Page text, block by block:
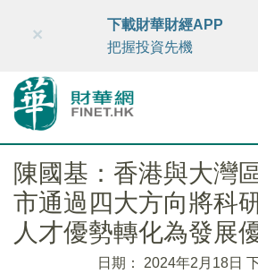
財華智庫網 FINTV FINMETA
×
下載財華財經APP
把握投資先機
陳國基：香港與大灣
市通過四大方向將科
人才優勢轉化為發展
日期： 2024年2月18日